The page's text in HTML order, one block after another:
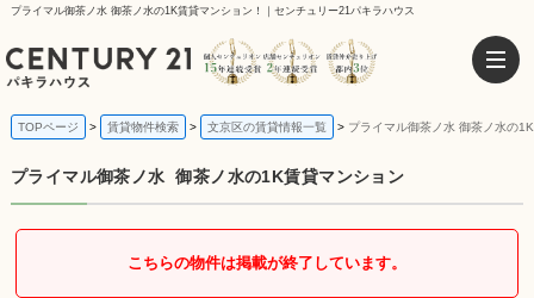
プライマル御茶ノ水 御茶ノ水の1K賃貸マンション！｜センチュリー21パキラハウス
TOPページ 賃貸物件検索 文京区の賃貸情報一覧 プライマル御茶ノ水 御茶ノ水の
プライマル御茶ノ水 御茶ノ水の1K賃貸マンション
こちらの物件は掲載が終了しています。